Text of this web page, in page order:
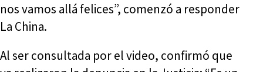
nos vamos allá felices”, comenzó a responder
La China.
Al ser consultada por el video, confirmó que